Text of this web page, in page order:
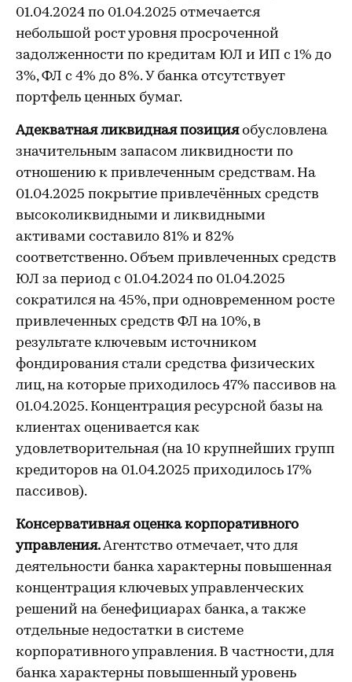
01.04.2024 по 01.04.2025 отмечается
небольшой рост уровня просроченной
задолженности по кредитам ЮЛ и ИП с 1% до
3%, ФЛ с 4% до 8%. У банка отсутствует
портфель ценных бумаг.
Адекватная ликвидная позицияобусловлена
значительным запасом ликвидности по
отношению к привлеченным средствам. На
01.04.2025 покрытие привлечённых средств
высоколиквидными и ликвидными
активами составило 81% и 82%
соответственно. Объем привлеченных средств
ЮЛ за период с 01.04.2024 по 01.04.2025
сократился на 45%, при одновременном росте
привлеченных средств ФЛ на 10%, в
результате ключевым источником
фондирования стали средства физических
лиц, на которые приходилось 47% пассивов на
01.04.2025. Концентрация ресурсной базы на
клиентах оценивается как
удовлетворительная (на 10 крупнейших групп
кредиторов на 01.04.2025 приходилось 17%
пассивов).
Консервативная оценка корпоративного
управления.Агентство отмечает, что для
деятельности банка характерны повышенная
концентрация ключевых управленческих
решений на бенефициарах банка, а также
отдельные недостатки в системе
корпоративного управления. В частности, для
банка характерны повышенный уровень